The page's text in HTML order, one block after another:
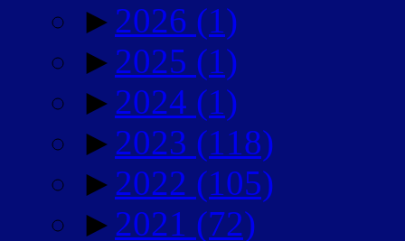
► 2026 (1)
► 2025 (1)
► 2024 (1)
► 2023 (118)
► 2022 (105)
► 2021 (72)